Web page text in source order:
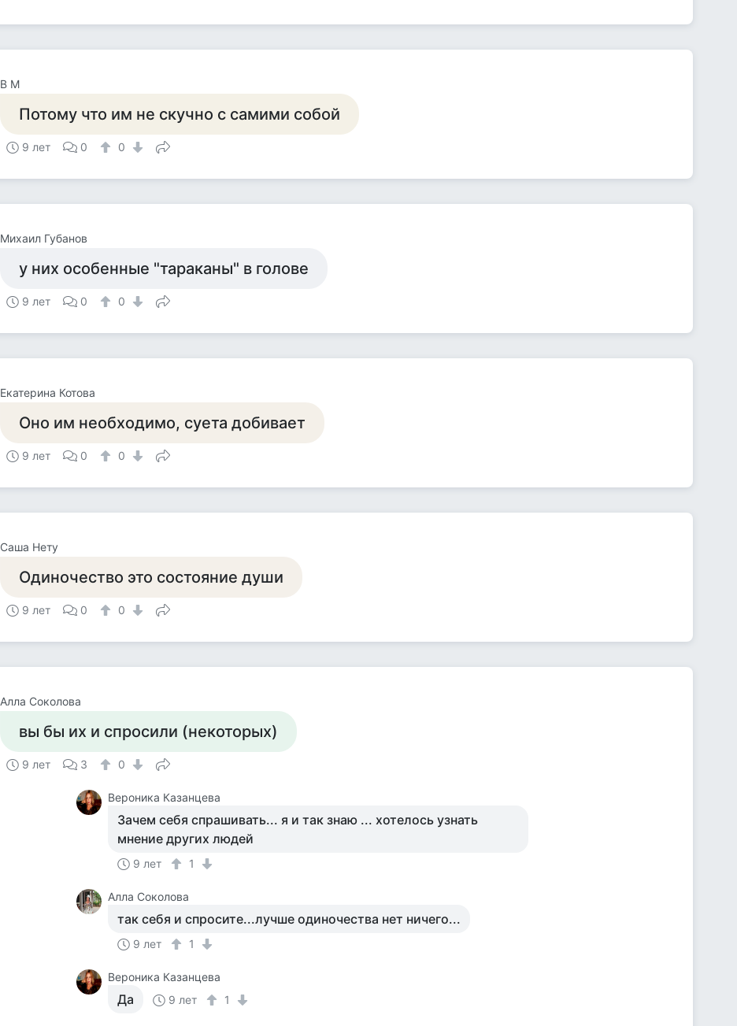
В М
Потому что им не скучно с самими собой
9 лет 0 0
Михаил Губанов
у них особенные "тараканы" в голове
9 лет 0 0
Екатерина Котова
Оно им необходимо, суета добивает
9 лет 0 0
Саша Нету
Одиночество это состояние души
9 лет 0 0
Алла Соколова
вы бы их и спросили (некоторых)
9 лет 3 0
Вероника Казанцева
Зачем себя спрашивать... я и так знаю ... хотелось узнать
мнение других людей
9 лет 1
Алла Соколова
так себя и спросите...лучше одиночества нет ничего...
9 лет 1
Вероника Казанцева
Да 9 лет 1